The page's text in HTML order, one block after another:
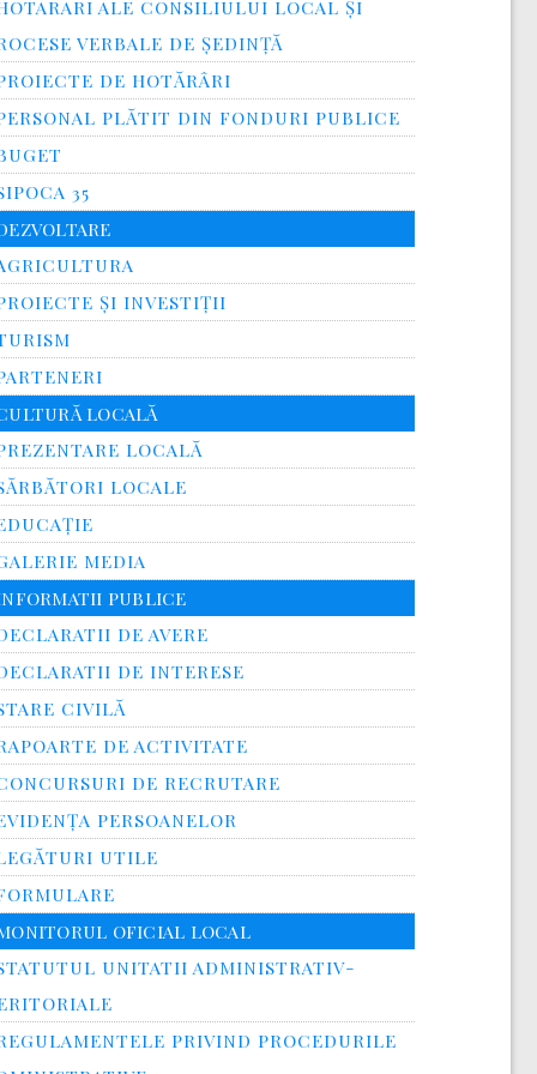
ALE CONSILIULUI LOCAL ȘI
VERBALE DE ȘEDINȚĂ
DE HOTĂRÂRI
PLĂTIT DIN FONDURI PUBLICE
35
ȘI INVESTIȚII
LOCALĂ
LOCALĂ
LOCALE
MEDIA
PUBLICE
DE AVERE
DE INTERESE
CIVILĂ
DE ACTIVITATE
DE RECRUTARE
PERSOANELOR
UTILE
OFICIAL LOCAL
UNITATII ADMINISTRATIV-
PRIVIND PROCEDURILE